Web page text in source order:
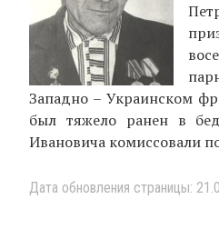
Западно – Украинском
был тяжело ранен в
Ивановича комиссовали
Дата обновления страницы: